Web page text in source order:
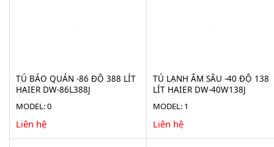
TỦ BẢO QUẢN -86 ĐỘ 388 LÍT
HAIER DW-86L388J
MODEL: 0
Liên hệ
TỦ LẠNH ÂM SÂU -40 ĐỘ 138
LÍT HAIER DW-40W138J
MODEL: 1
Liên hệ